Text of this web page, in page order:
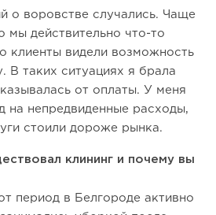
о воровстве случались. Чаще
мы действительно что-то
клиенты видели возможность
В таких ситуациях я брала
от оплаты. У меня
на непредвиденные расходы,
стоили дороже рынка.
клининг и почему вы
период в Белгороде активно